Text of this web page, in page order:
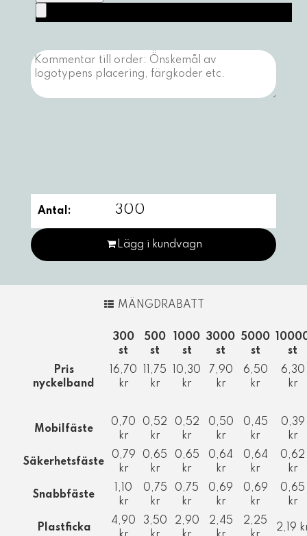
Antal:
Lägg i kundvagn
MÄNGDRABATT
300
st
500
st
1000
st
3000
st
5000
st
st
Pris
nyckelband
16,70
kr
11,75
kr
10,30
kr
7,90
kr
6,50
kr
6,30
kr
Mobilfäste
0,70
kr
0,52
kr
0,52
kr
0,50
kr
0,45
kr
0,39
kr
Säkerhetsfäste
0,79
kr
0,65
kr
0,65
kr
0,64
kr
0,64
kr
0,62
kr
Snabbfäste
1,10
kr
0,75
kr
0,75
kr
0,69
kr
0,69
kr
0,65
kr
Plastficka
4,90
3,50
2,90
2,45
2,25
2,19